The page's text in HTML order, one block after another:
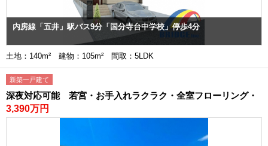
内房線「五井」駅バス9分「国分寺台中学校」停歩4分
土地：140m² 建物：105m² 間取：5LDK
新築一戸建て
深夜対応可能 若宮・お手入れラクラク・全室フローリング・
3,390万円